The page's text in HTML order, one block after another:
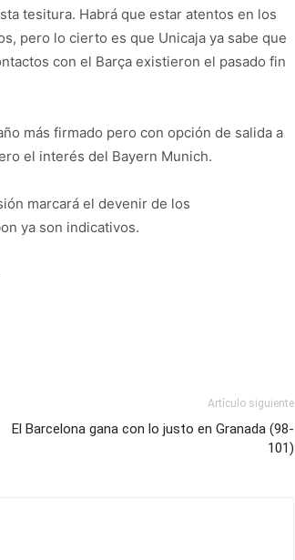
tesitura. Habrá que estar atentos en los
pero lo cierto es que Unicaja ya sabe que
con el Barça existieron el pasado fin
más firmado pero con opción de salida a
el interés del Bayern Munich.
marcará el devenir de los
ya son indicativos.
Artículo siguiente
El Barcelona gana con lo justo en Granada (98-
101)